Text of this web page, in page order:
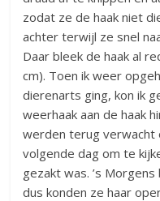
zodat ze de haak niet
achter terwijl ze snel
Daar bleek de haak al
cm). Toen ik weer
dierenarts ging, kon ik
weerhaak aan de haak
werden terug verwacht
volgende dag om te
gezakt was. ’s
dus konden ze haar